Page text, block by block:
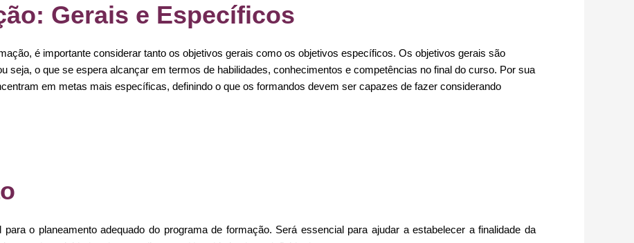
Gerais e Específicos
é importante considerar tanto os objetivos gerais como os objetivos específicos. Os objetivos gerais são
seja, o que se espera alcançar em termos de habilidades, conhecimentos e competências no final do curso. Por sua
em metas mais específicas, definindo o que os formandos devem ser capazes de fazer considerando
o planeamento adequado do programa de formação. Será essencial para ajudar a estabelecer a finalidade da